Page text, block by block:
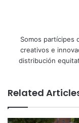
Somos partícipes
creativos e
distribución
Related